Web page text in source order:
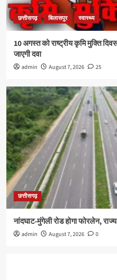
छत्तीसगढ़ बिलासपुर स्वास्थ्य
10 अगस्त को राष्ट्रीय कृमि मुक्ति
जाएगी दवा
admin August 7, 2026 25
छत्तीसगढ़
नांदघाट-मुंगेली रोड होगा फोरलेन,
admin August 7, 2026 0